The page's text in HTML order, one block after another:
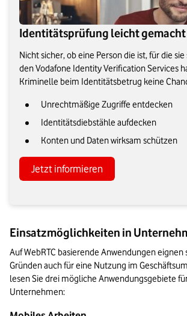
Identitätsprüfung leicht gemacht
Nicht sicher, ob eine Person die ist, für die
den Vodafone Identity Verification Services
Kriminelle beim Identitätsbetrug keine
Unrechtmäßige Zugriffe entdecken
Identitätsdiebstähle aufdecken
Konten und Daten wirksam schützen
Jetzt informieren
Einsatzmöglichkeiten in
Auf WebRTC basierende Anwendungen eignen
Gründen auch für eine Nutzung im
lesen Sie drei mögliche Anwendungsgebiete
Unternehmen: